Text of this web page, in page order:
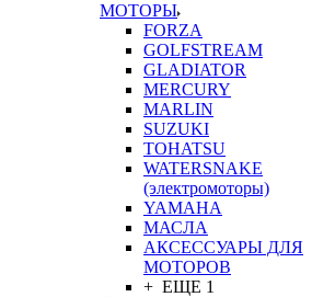
МОТОРЫ
FORZA
GOLFSTREAM
GLADIATOR
MERCURY
MARLIN
SUZUKI
TOHATSU
WATERSNAKE
(электромоторы)
YAMAHA
МАСЛА
АКСЕССУАРЫ ДЛЯ
МОТОРОВ
+ ЕЩЕ 1